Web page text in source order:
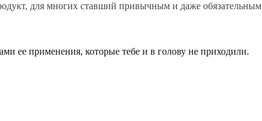
для многих ставший привычным и даже обязательным
ее применения, которые тебе и в голову не приходили.